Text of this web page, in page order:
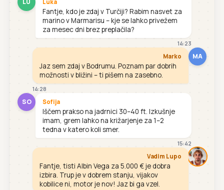
LU Luka
Fantje, kdo je zdaj v Turčiji? Rabim nasvet za
marino v Marmarisu – kje se lahko privežem
za mesec dni brez preplačila?
14:23
MA
Marko
Jaz sem zdaj v Bodrumu. Poznam par dobrih
možnosti v bližini – ti pišem na zasebno.
14:28
SO Sofija
Iščem prakso na jadrnici 30–40 ft. Izkušnje
imam, grem lahko na križarjenje za 1–2
tedna v katero koli smer.
15:42
Vadim Lupo
Fantje, tisti Albin Vega za 5.000 € je dobra
izbira. Trup je v dobrem stanju, vijakov
kobilice ni, motor je nov! Jaz bi ga vzel.